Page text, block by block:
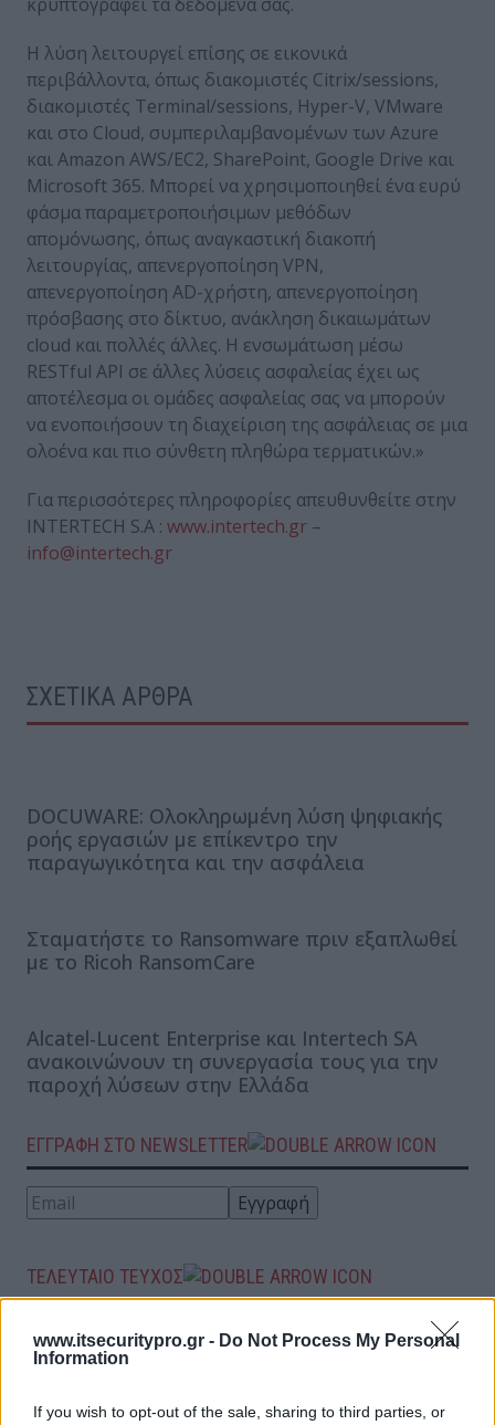
www.itsecuritypro.gr - Do Not Process My Personal
Information
If you wish to opt-out of the sale, sharing to third parties, or
Η λύση λειτουργεί επίσης σε εικονικά
περιβάλλοντα, όπως διακομιστές Citrix/sessions,
διακομιστές Terminal/sessions, Hyper-V, VMware
και στο Cloud, συμπεριλαμβανομένων των Azure
και Amazon AWS/EC2, SharePoint, Google Drive και
Microsoft 365. Μπορεί να χρησιμοποιηθεί ένα ευρύ
φάσμα παραμετροποιήσιμων μεθόδων
απομόνωσης, όπως αναγκαστική διακοπή
λειτουργίας, απενεργοποίηση VPN,
απενεργοποίηση AD-χρήστη, απενεργοποίηση
πρόσβασης στο δίκτυο, ανάκληση δικαιωμάτων
cloud και πολλές άλλες. Η ενσωμάτωση μέσω
RESTful API σε άλλες λύσεις ασφαλείας έχει ως
αποτέλεσμα οι ομάδες ασφαλείας σας να μπορούν
να ενοποιήσουν τη διαχείριση της ασφάλειας σε μια
ολοένα και πιο σύνθετη πληθώρα τερματικών.»
Για περισσότερες πληροφορίες απευθυνθείτε στην
INTERTECH S.A : www.intertech.gr –
info@intertech.gr
ΣΧΕΤΙΚΑ ΑΡΘΡΑ
DOCUWARE: Ολοκληρωμένη λύση ψηφιακής
ροής εργασιών με επίκεντρο την
παραγωγικότητα και την ασφάλεια
Σταματήστε το Ransomware πριν εξαπλωθεί
με το Ricoh RansomCare
Alcatel-Lucent Enterprise και Intertech SA
ανακοινώνουν τη συνεργασία τους για την
παροχή λύσεων στην Ελλάδα
ΕΓΓΡΑΦΗ ΣΤΟ NEWSLETTER
ΤΕΛΕΥΤΑΙΟ ΤΕΥΧΟΣ
Περιεχόμενα τεύχους